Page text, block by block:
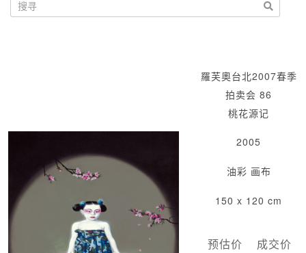
羅芙奧台北2007春季
拍卖会 86
桃花源记
2005
油彩 画布
150 x 120 cm
预估价 成交价